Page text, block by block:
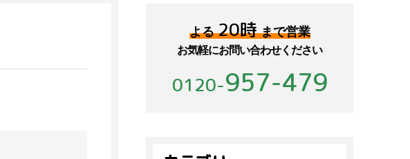
よる20時まで営業
お気軽にお問い合わせください
0120-957-479